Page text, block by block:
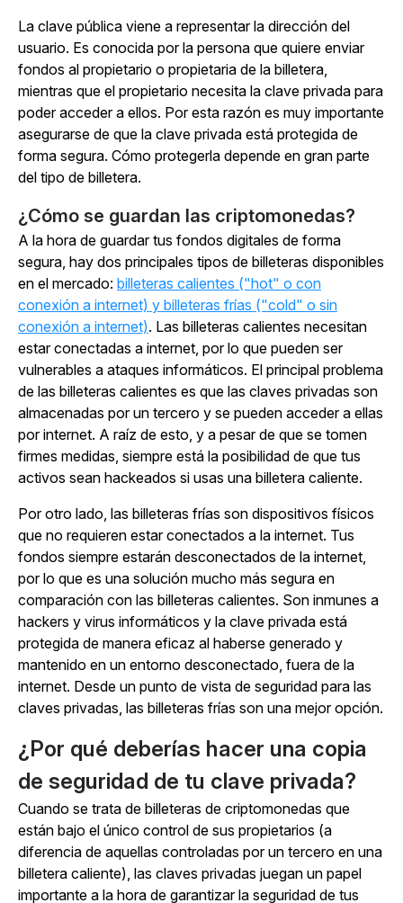
La clave pública viene a representar la dirección del
usuario. Es conocida por la persona que quiere enviar
fondos al propietario o propietaria de la billetera,
mientras que el propietario necesita la clave privada para
poder acceder a ellos. Por esta razón es muy importante
asegurarse de que la clave privada está protegida de
forma segura. Cómo protegerla depende en gran parte
del tipo de billetera.
¿Cómo se guardan las criptomonedas?
A la hora de guardar tus fondos digitales de forma
segura, hay dos principales tipos de billeteras disponibles
en el mercado: billeteras calientes ("hot" o con
conexión a internet) y billeteras frías ("cold" o sin
conexión a internet). Las billeteras calientes necesitan
estar conectadas a internet, por lo que pueden ser
vulnerables a ataques informáticos. El principal problema
de las billeteras calientes es que las claves privadas son
almacenadas por un tercero y se pueden acceder a ellas
por internet. A raíz de esto, y a pesar de que se tomen
firmes medidas, siempre está la posibilidad de que tus
activos sean hackeados si usas una billetera caliente.
Por otro lado, las billeteras frías son dispositivos físicos
que no requieren estar conectados a la internet. Tus
fondos siempre estarán desconectados de la internet,
por lo que es una solución mucho más segura en
comparación con las billeteras calientes. Son inmunes a
hackers y virus informáticos y la clave privada está
protegida de manera eficaz al haberse generado y
mantenido en un entorno desconectado, fuera de la
internet. Desde un punto de vista de seguridad para las
claves privadas, las billeteras frías son una mejor opción.
¿Por qué deberías hacer una copia
de seguridad de tu clave privada?
Cuando se trata de billeteras de criptomonedas que
están bajo el único control de sus propietarios (a
diferencia de aquellas controladas por un tercero en una
billetera caliente), las claves privadas juegan un papel
importante a la hora de garantizar la seguridad de tus